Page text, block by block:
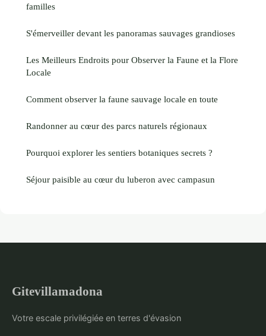
familles
S'émerveiller devant les panoramas sauvages grandioses
Les Meilleurs Endroits pour Observer la Faune et la Flore
Locale
Comment observer la faune sauvage locale en toute
Randonner au cœur des parcs naturels régionaux
Pourquoi explorer les sentiers botaniques secrets ?
Séjour paisible au cœur du luberon avec campasun
Gitevillamadona
Votre escale privilégiée en terres d'évasion